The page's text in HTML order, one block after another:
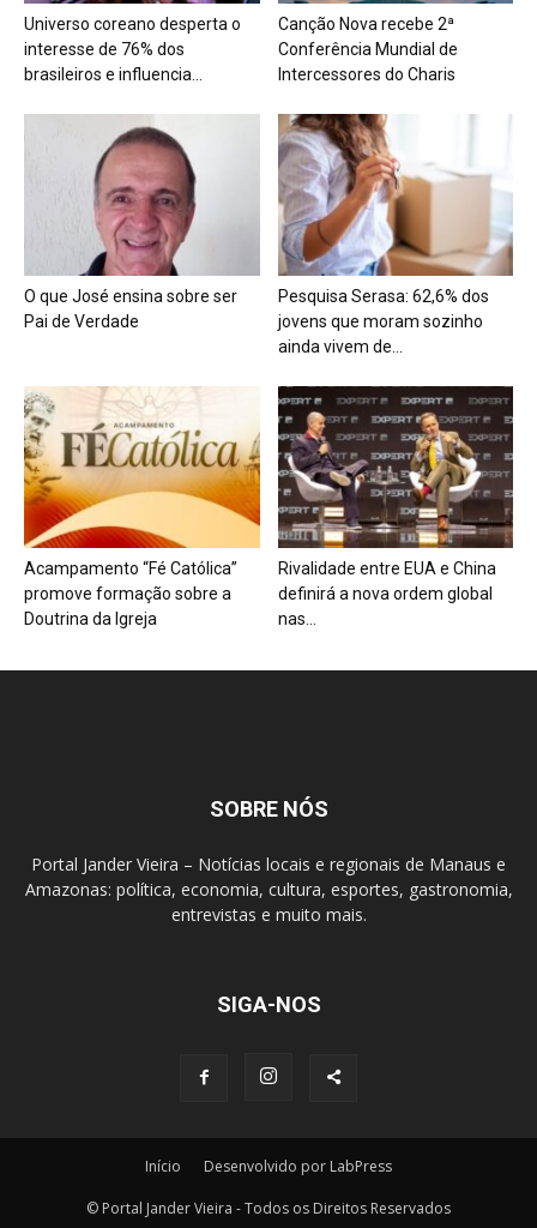
Universo coreano desperta o
interesse de 76% dos
brasileiros e influencia...
Canção Nova recebe 2ª
Conferência Mundial de
Intercessores do Charis
O que José ensina sobre ser
Pai de Verdade
Pesquisa Serasa: 62,6% dos
jovens que moram sozinho
ainda vivem de...
Acampamento “Fé Católica”
promove formação sobre a
Doutrina da Igreja
Rivalidade entre EUA e China
definirá a nova ordem global
nas...
SOBRE NÓS
Portal Jander Vieira – Notícias locais e regionais de Manaus e
Amazonas: política, economia, cultura, esportes, gastronomia,
entrevistas e muito mais.
SIGA-NOS
Início Desenvolvido por LabPress
© Portal Jander Vieira - Todos os Direitos Reservados